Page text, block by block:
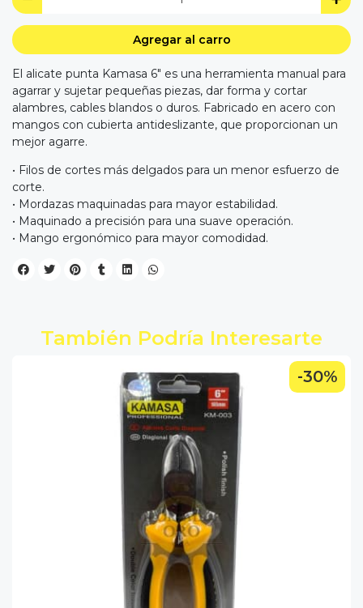
Agregar al carro
El alicate punta Kamasa 6" es una herramienta manual para
agarrar y sujetar pequeñas piezas, dar forma y cortar
alambres, cables blandos o duros. Fabricado en acero con
mangos con cubierta antideslizante, que proporcionan un
mejor agarre.
• Filos de cortes más delgados para un menor esfuerzo de
corte.
• Mordazas maquinadas para mayor estabilidad.
• Maquinado a precisión para una suave operación.
• Mango ergonómico para mayor comodidad.
También Podría Interesarte
-30%